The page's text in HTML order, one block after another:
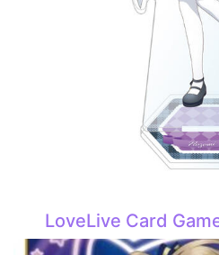
LoveLive Card